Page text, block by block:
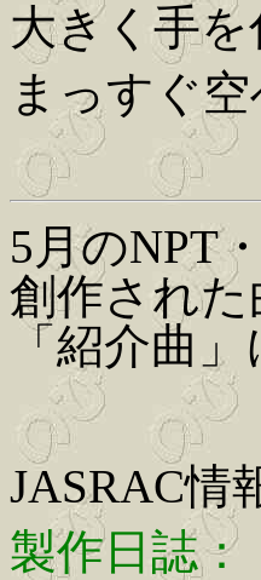
大きく手
まっすぐ
5月のNPT
創作された
「紹介曲
JASRAC情
製作日誌：